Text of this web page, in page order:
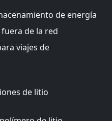
de energía
de la red
viajes de
de litio